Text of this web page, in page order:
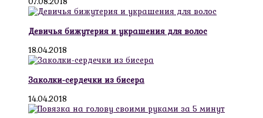
Девичья бижутерия и украшения для волос
18.04.2018
Заколки-сердечки из бисера
14.04.2018